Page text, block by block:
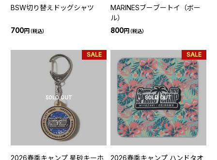
BSW切り替えドッグシャツ
700円（税込）
MARINESブーブートイ（ボー
ル）
800円（税込）
SOLD OUT
SALE
2026春季キャンプ 星砂キーホ
SOLD OUT
SALE
2026春季キャンプ ハンドタオ